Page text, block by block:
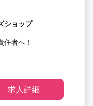
ショップ
任者へ！
求人詳細